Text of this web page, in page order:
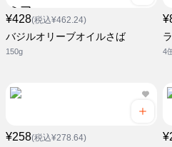
¥428(税込¥462.24)
バジルオリーブオイルさば
150g 4
¥258(税込¥278.64)